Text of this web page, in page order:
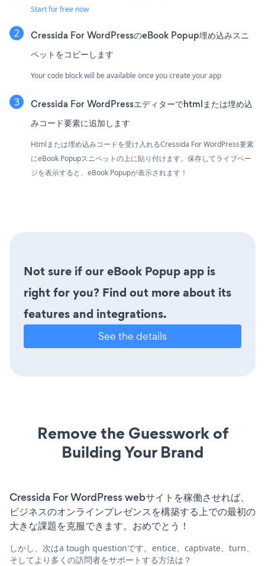
Start for free now
Cressida For WordPressのeBook Popup埋め込みスニ
ペットをコピーします
Your code block will be available once you create your app
Cressida For WordPressエディターでhtmlまたは埋め込
みコード要素に追加します
Htmlまたは埋め込みコードを受け入れるCressida For WordPress要素
にeBook Popupスニペットの上に貼り付けます。保存してライブペー
ジを表示すると、eBook Popupが表示されます！
Not sure if our eBook Popup app is
right for you? Find out more about its
features and integrations.
See the details
Remove the Guesswork of
Building Your Brand
Cressida For WordPress webサイトを稼働させれば、
ビジネスのオンラインプレゼンスを構築する上での最初の
大きな課題を克服できます。おめでとう！
しかし、次はa tough questionです。entice、captivate、turn、
そしてより多くの訪問者をサポートする方法は？